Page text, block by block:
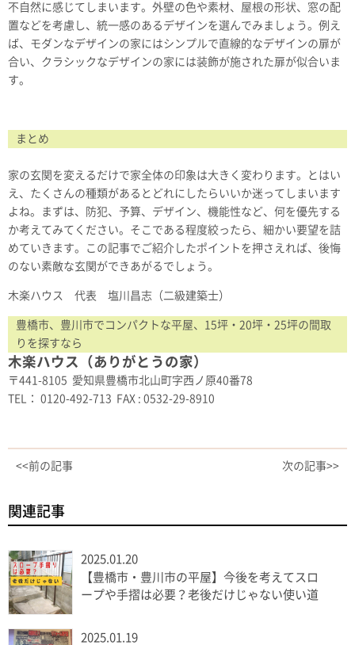
不自然に感じてしまいます。外壁の色や素材、屋根の形状、窓の配
置などを考慮し、統一感のあるデザインを選んでみましょう。例え
ば、モダンなデザインの家にはシンプルで直線的なデザインの扉が
合い、クラシックなデザインの家には装飾が施された扉が似合いま
す。
まとめ
家の玄関を変えるだけで家全体の印象は大きく変わります。とはい
え、たくさんの種類があるとどれにしたらいいか迷ってしまいます
よね。まずは、防犯、予算、デザイン、機能性など、何を優先する
か考えてみてください。そこである程度絞ったら、細かい要望を詰
めていきます。この記事でご紹介したポイントを押さえれば、後悔
のない素敵な玄関ができあがるでしょう。
木楽ハウス 代表 塩川昌志（二級建築士）
豊橋市、豊川市でコンパクトな平屋、15坪・20坪・25坪の間取
りを探すなら
木楽ハウス（ありがとうの家）
〒441-8105 愛知県豊橋市北山町字西ノ原40番78
TEL： 0120-492-713 FAX : 0532-29-8910
<<前の記事 次の記事>>
関連記事
2025.01.20
【豊橋市・豊川市の平屋】今後を考えてスロ
ープや手摺は必要？老後だけじゃない使い道
2025.01.19